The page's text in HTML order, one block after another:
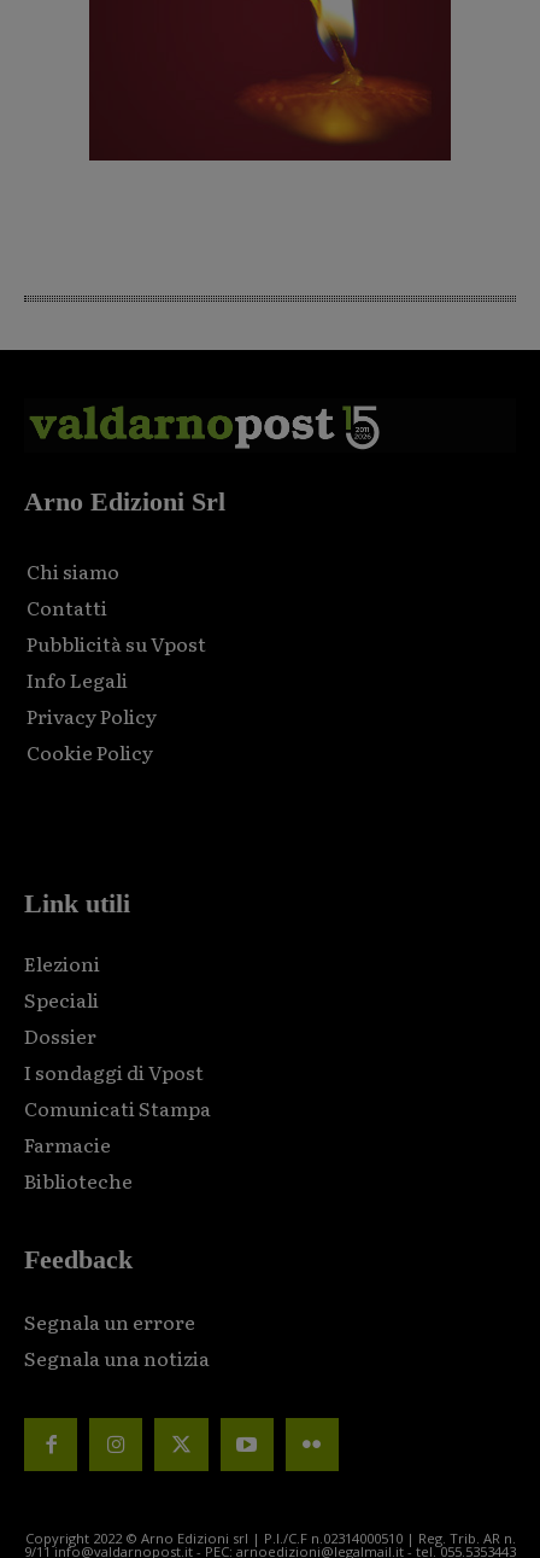
Arno Edizioni Srl
Chi siamo
Contatti
Pubblicità su Vpost
Info Legali
Privacy Policy
Cookie Policy
Link utili
Elezioni
Speciali
Dossier
I sondaggi di Vpost
Comunicati Stampa
Farmacie
Biblioteche
Feedback
Segnala un errore
Segnala una notizia
Copyright 2022 © Arno Edizioni srl | P.I./C.F n.02314000510 | Reg. Trib. AR n.
9/11 info@valdarnopost.it - PEC: arnoedizioni@legalmail.it - tel. 055.5353443